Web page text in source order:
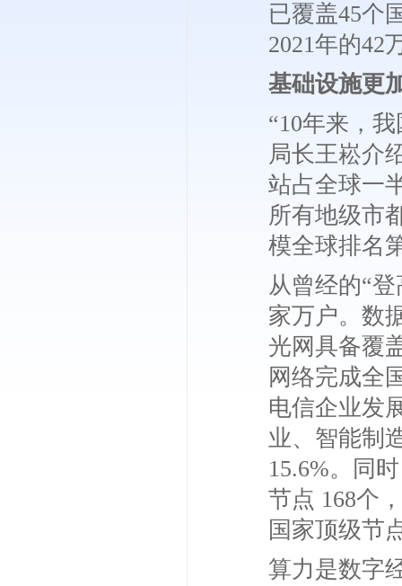
已覆盖45个
2021年的42
基础设施更
“10年来，
局长王崧介
站占全球一
所有地级市
模全球排名
从曾经的“
家万户。数
光网具备覆
网络完成全
电信企业发
业、智能制
15.6%。同
节点 168个
国家顶级节
算力是数字